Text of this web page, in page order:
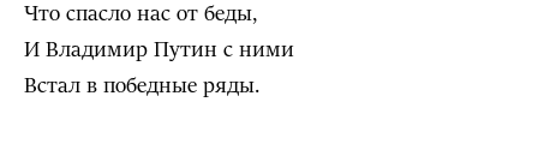
Что спасло нас от беды,
И Владимир Путин с ними
Встал в победные ряды.